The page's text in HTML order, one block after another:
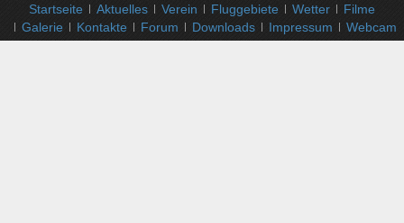
Startseite Aktuelles Verein Fluggebiete Wetter
Filme
Galerie
Kontakte Forum Downloads Impressum
Webcam